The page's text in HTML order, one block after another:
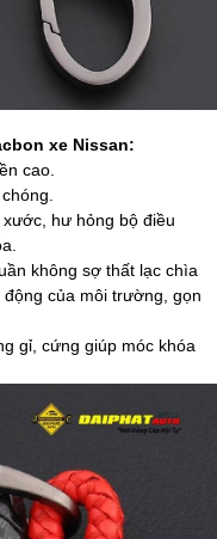
xe Nissan:
cao.
hư hỏng bộ điều
không sợ thất lạc chìa
của môi trường, gọn
gỉ, cứng giúp móc khóa